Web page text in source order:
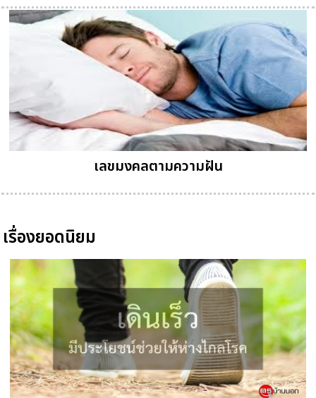
เลขมงคลตามความฝัน
เรื่องยอดนิยม